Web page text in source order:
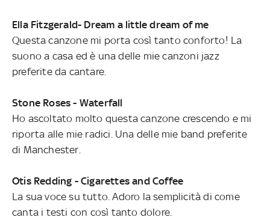
Ella Fitzgerald- Dream a little dream of me
Questa canzone mi porta così tanto conforto! La
suono a casa ed è una delle mie canzoni jazz
preferite da cantare.
Stone Roses - Waterfall
Ho ascoltato molto questa canzone crescendo e mi
riporta alle mie radici. Una delle mie band preferite
di Manchester.
Otis Redding - Cigarettes and Coffee
La sua voce su tutto. Adoro la semplicità di come
canta i testi con così tanto dolore.